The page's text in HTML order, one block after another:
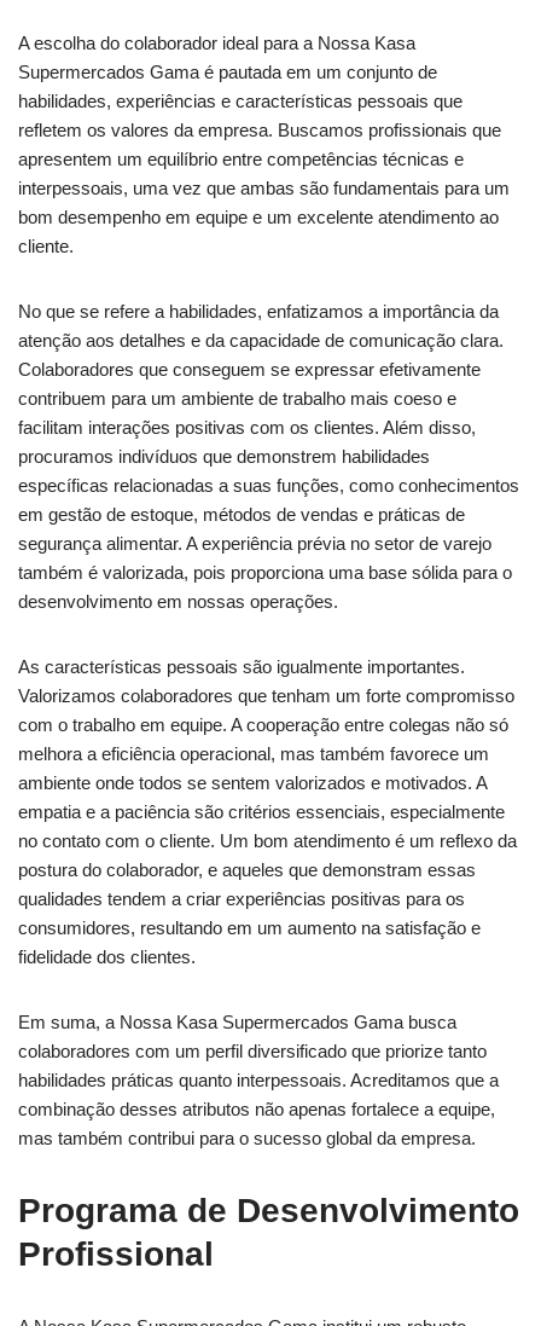
A escolha do colaborador ideal para a Nossa Kasa
Supermercados Gama é pautada em um conjunto de
habilidades, experiências e características pessoais que
refletem os valores da empresa. Buscamos profissionais que
apresentem um equilíbrio entre competências técnicas e
interpessoais, uma vez que ambas são fundamentais para um
bom desempenho em equipe e um excelente atendimento ao
cliente.
No que se refere a habilidades, enfatizamos a importância da
atenção aos detalhes e da capacidade de comunicação clara.
Colaboradores que conseguem se expressar efetivamente
contribuem para um ambiente de trabalho mais coeso e
facilitam interações positivas com os clientes. Além disso,
procuramos indivíduos que demonstrem habilidades
específicas relacionadas a suas funções, como conhecimentos
em gestão de estoque, métodos de vendas e práticas de
segurança alimentar. A experiência prévia no setor de varejo
também é valorizada, pois proporciona uma base sólida para o
desenvolvimento em nossas operações.
As características pessoais são igualmente importantes.
Valorizamos colaboradores que tenham um forte compromisso
com o trabalho em equipe. A cooperação entre colegas não só
melhora a eficiência operacional, mas também favorece um
ambiente onde todos se sentem valorizados e motivados. A
empatia e a paciência são critérios essenciais, especialmente
no contato com o cliente. Um bom atendimento é um reflexo da
postura do colaborador, e aqueles que demonstram essas
qualidades tendem a criar experiências positivas para os
consumidores, resultando em um aumento na satisfação e
fidelidade dos clientes.
Em suma, a Nossa Kasa Supermercados Gama busca
colaboradores com um perfil diversificado que priorize tanto
habilidades práticas quanto interpessoais. Acreditamos que a
combinação desses atributos não apenas fortalece a equipe,
mas também contribui para o sucesso global da empresa.
Programa de Desenvolvimento
Profissional